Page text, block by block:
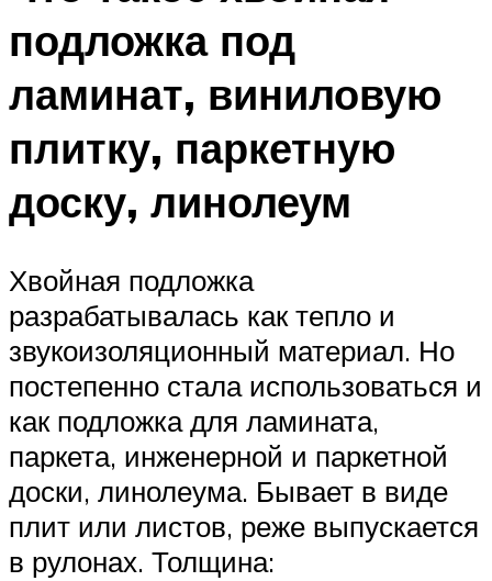
подложка под
ламинат, виниловую
плитку, паркетную
доску, линолеум
Хвойная подложка
разрабатывалась как тепло и
звукоизоляционный материал. Но
постепенно стала использоваться и
как подложка для ламината,
паркета, инженерной и паркетной
доски, линолеума. Бывает в виде
плит или листов, реже выпускается
в рулонах. Толщина: